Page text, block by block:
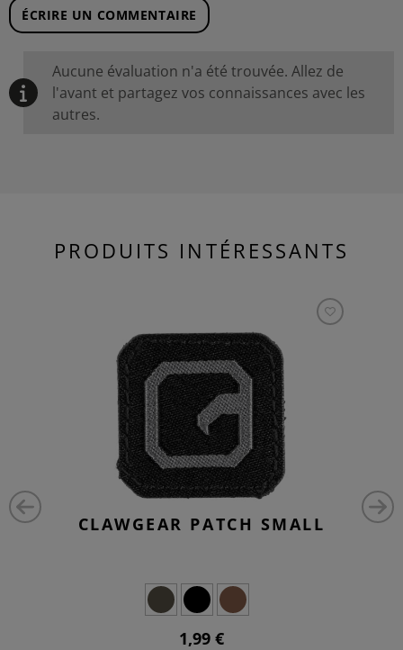
ÉCRIRE UN COMMENTAIRE
Aucune évaluation n'a été trouvée. Allez de
l'avant et partagez vos connaissances avec les
autres.
PRODUITS INTÉRESSANTS
CLAWGEAR PATCH SMALL
1,99 €